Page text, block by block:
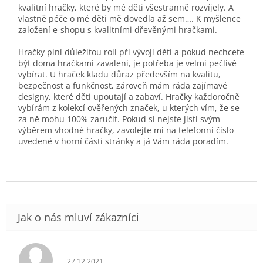
kvalitní hračky, které by mé děti všestranně rozvíjely. A
vlastně péče o mé děti mě dovedla až sem…. K myšlence
založení e-shopu s kvalitními dřevěnými hračkami.
Hračky plní důležitou roli při vývoji dětí a pokud nechcete
být doma hračkami zavaleni, je potřeba je velmi pečlivě
vybírat. U hraček kladu důraz především na kvalitu,
bezpečnost a funkčnost, zároveň mám ráda zajímavé
designy, které děti upoutají a zabaví. Hračky každoročně
vybírám z kolekcí ověřených značek, u kterých vím, že se
za ně mohu 100% zaručit. Pokud si nejste jisti svým
výběrem vhodné hračky, zavolejte mi na telefonní číslo
uvedené v horní části stránky a já Vám ráda poradím.
Hodnocení obchodu je 5 z 5 hvězdiček.